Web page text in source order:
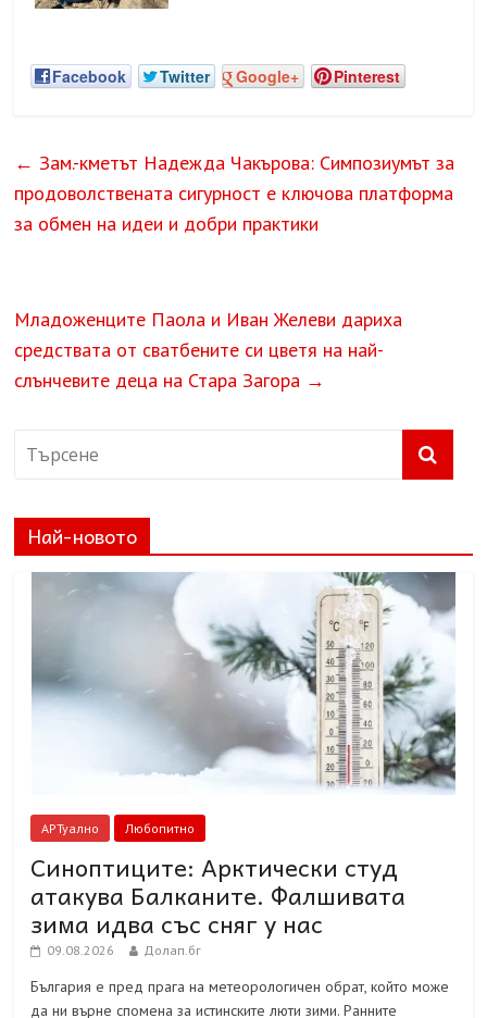
Facebook Twitter Google+ Pinterest
← Зам.-кметът Надежда Чакърова: Симпозиумът за
продоволствената сигурност е ключова платформа
за обмен на идеи и добри практики
Младоженците Паола и Иван Желеви дариха
средствата от сватбените си цветя на най-
слънчевите деца на Стара Загора →
Най-новото
АРТуално Любопитно
Синоптиците: Арктически студ
атакува Балканите. Фалшивата
зима идва със сняг у нас
09.08.2026 Долап.бг
България е пред прага на метеорологичен обрат, който може
да ни върне спомена за истинските люти зими. Ранните